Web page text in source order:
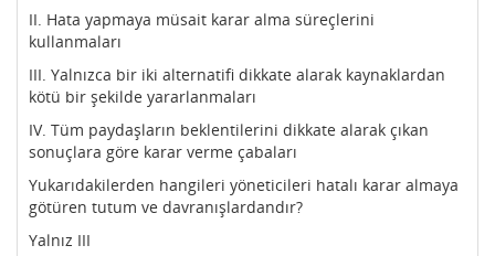
II. Hata yapmaya müsait karar alma süreçlerini
kullanmaları
III. Yalnızca bir iki alternatifi dikkate alarak kaynaklardan
kötü bir şekilde yararlanmaları
IV. Tüm paydaşların beklentilerini dikkate alarak çıkan
sonuçlara göre karar verme çabaları
Yukarıdakilerden hangileri yöneticileri hatalı karar almaya
götüren tutum ve davranışlardandır?
Yalnız III